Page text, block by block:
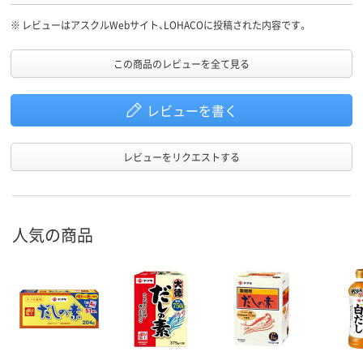
※ レビューはアスクルWebサイト、LOHACOに投稿された内容です。
この商品のレビューを全て見る
レビューを書く
レビューをリクエストする
人気の商品